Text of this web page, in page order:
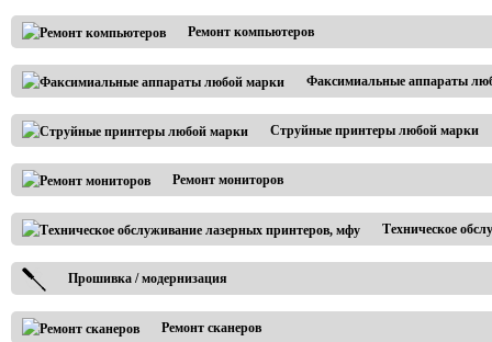
Ремонт компьютеров
Факсимиальные аппараты
Струйные принтеры любой марки
Ремонт мониторов
Техническое
Прошивка / модернизация
Ремонт сканеров